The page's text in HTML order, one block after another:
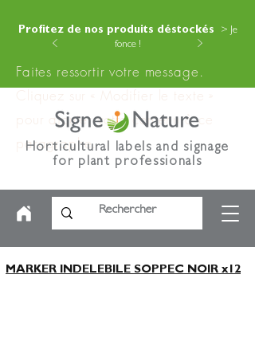
Profitez de nos produits déstockés
> Je
fonce !
Faites ressortir votre message.
Cliquez sur « Modifier le texte »
pour ajouter votre contenu à ce
paragraphe.
Horticultural labels and signage
for plant professionals
MARKER INDELEBILE SOPPEC NOIR x12